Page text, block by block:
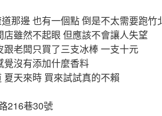
那邊 也有一個點 倒是不太需要跑竹
雖然不起眼 但應該不會讓人失望
老闆只買了三支冰棒 一支十元
覺沒有添加什麼香料
天來時 買來試試真的不賴
216巷30號